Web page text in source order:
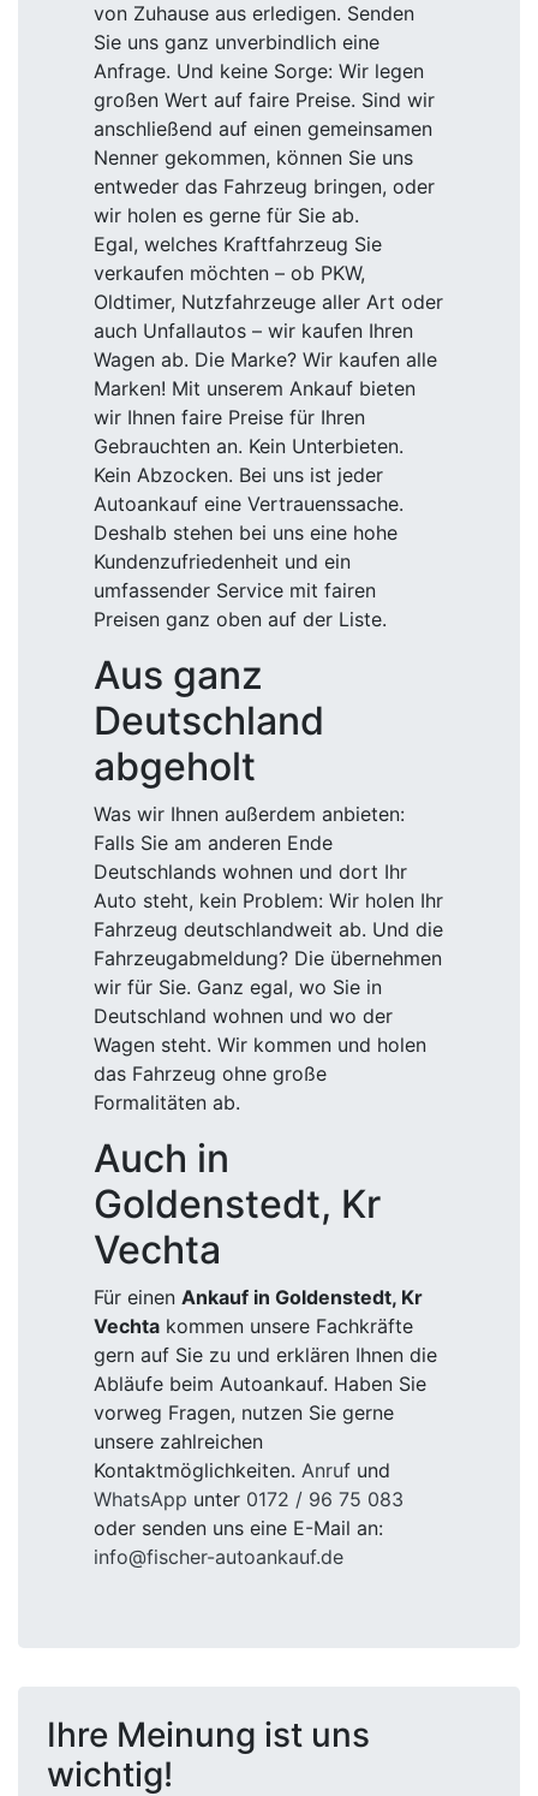
von Zuhause aus erledigen. Senden
Sie uns ganz unverbindlich eine
Anfrage. Und keine Sorge: Wir legen
großen Wert auf faire Preise. Sind wir
anschließend auf einen gemeinsamen
Nenner gekommen, können Sie uns
entweder das Fahrzeug bringen, oder
wir holen es gerne für Sie ab.
Egal, welches Kraftfahrzeug Sie
verkaufen möchten – ob PKW,
Oldtimer, Nutzfahrzeuge aller Art oder
auch Unfallautos – wir kaufen Ihren
Wagen ab. Die Marke? Wir kaufen alle
Marken! Mit unserem Ankauf bieten
wir Ihnen faire Preise für Ihren
Gebrauchten an. Kein Unterbieten.
Kein Abzocken. Bei uns ist jeder
Autoankauf eine Vertrauenssache.
Deshalb stehen bei uns eine hohe
Kundenzufriedenheit und ein
umfassender Service mit fairen
Preisen ganz oben auf der Liste.
Aus ganz
Deutschland
abgeholt
Was wir Ihnen außerdem anbieten:
Falls Sie am anderen Ende
Deutschlands wohnen und dort Ihr
Auto steht, kein Problem: Wir holen Ihr
Fahrzeug deutschlandweit ab. Und die
Fahrzeugabmeldung? Die übernehmen
wir für Sie. Ganz egal, wo Sie in
Deutschland wohnen und wo der
Wagen steht. Wir kommen und holen
das Fahrzeug ohne große
Formalitäten ab.
Auch in
Goldenstedt, Kr
Vechta
Für einen Ankauf in Goldenstedt, Kr
Vechta kommen unsere Fachkräfte
gern auf Sie zu und erklären Ihnen die
Abläufe beim Autoankauf. Haben Sie
vorweg Fragen, nutzen Sie gerne
unsere zahlreichen
Kontaktmöglichkeiten. Anruf und
WhatsApp unter 0172 / 96 75 083
oder senden uns eine E-Mail an:
info@fischer-autoankauf.de
Ihre Meinung ist uns
wichtig!